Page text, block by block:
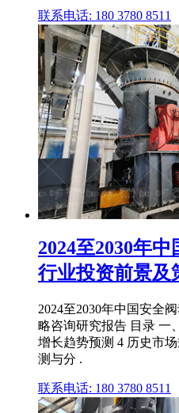
联系电话: 180 3780 8511
2024至2030年
行业投资前景及
2024至2030年中国安全
略咨询研究报告 目录 一
增长趋势预测 4 历史市
测与分 .
联系电话: 180 3780 8511